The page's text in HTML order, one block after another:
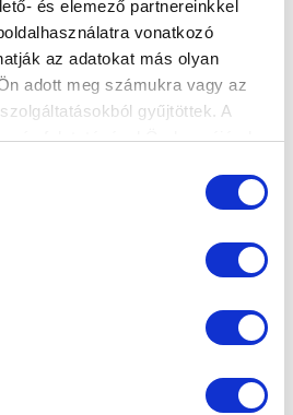
és elemező partnereinkkel
vonatkozó
az adatokat más olyan
adott meg számukra vagy az
gyűjtöttek. A
folytatásával Ön hozzájárul a
PUSKÁS AKADÉMIA FC
sem! Iratkozzon fel ingyenes